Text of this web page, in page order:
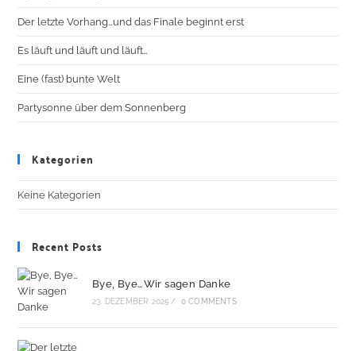
Der letzte Vorhang…und das Finale beginnt erst
Es läuft und läuft und läuft…
Eine (fast) bunte Welt
Partysonne über dem Sonnenberg
Kategorien
Keine Kategorien
Recent Posts
Bye, Bye…Wir sagen Danke
23. DEZEMBER 2025 / 0 COMMENTS